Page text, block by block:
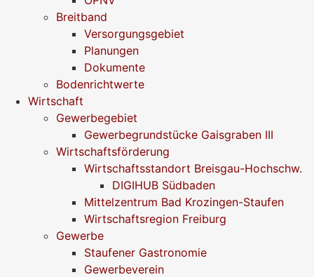
Breitband
Versorgungsgebiet
Planungen
Dokumente
Bodenrichtwerte
Wirtschaft
Gewerbegebiet
Gewerbegrundstücke Gaisgraben III
Wirtschaftsförderung
Wirtschaftsstandort Breisgau-Hochschw.
DIGIHUB Südbaden
Mittelzentrum Bad Krozingen-Staufen
Wirtschaftsregion Freiburg
Gewerbe
Staufener Gastronomie
Gewerbeverein